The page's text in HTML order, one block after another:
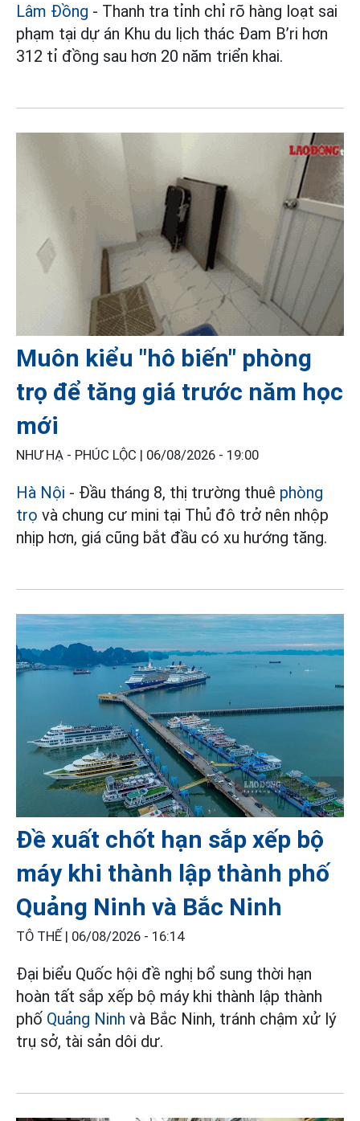
Lâm Đồng - Thanh tra tỉnh chỉ rõ hàng loạt sai
phạm tại dự án Khu du lịch thác Đam B’ri hơn
312 tỉ đồng sau hơn 20 năm triển khai.
Muôn kiểu "hô biến" phòng
trọ để tăng giá trước năm học
mới
NHƯ HẠ - PHÚC LỘC | 06/08/2026 - 19:00
Hà Nội - Đầu tháng 8, thị trường thuê phòng
trọ và chung cư mini tại Thủ đô trở nên nhộp
nhịp hơn, giá cũng bắt đầu có xu hướng tăng.
Đề xuất chốt hạn sắp xếp bộ
máy khi thành lập thành phố
Quảng Ninh và Bắc Ninh
TÔ THẾ | 06/08/2026 - 16:14
Đại biểu Quốc hội đề nghị bổ sung thời hạn
hoàn tất sắp xếp bộ máy khi thành lập thành
phố Quảng Ninh và Bắc Ninh, tránh chậm xử lý
trụ sở, tài sản dôi dư.